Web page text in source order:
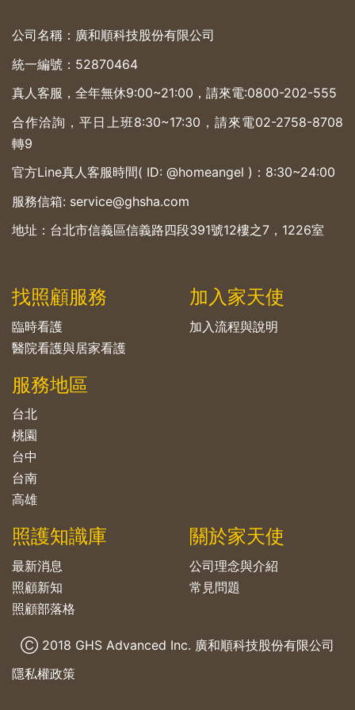
公司名稱：廣和順科技股份有限公司
統一編號：52870464
真人客服，全年無休9:00~21:00，請來電:0800-202-555
合作洽詢，平日上班8:30~17:30，請來電02-2758-8708
轉9
官方Line真人客服時間( ID: @homeangel )：8:30~24:00
服務信箱: service@ghsha.com
地址：台北市信義區信義路四段391號12樓之7，1226室
找照顧服務
臨時看護
醫院看護與居家看護
服務地區
台北
桃園
台中
台南
高雄
加入家天使
加入流程與說明
照護知識庫
最新消息
照顧新知
照顧部落格
關於家天使
公司理念與介紹
常見問題
Ⓒ 2018 GHS Advanced Inc. 廣和順科技股份有限公司
隱私權政策